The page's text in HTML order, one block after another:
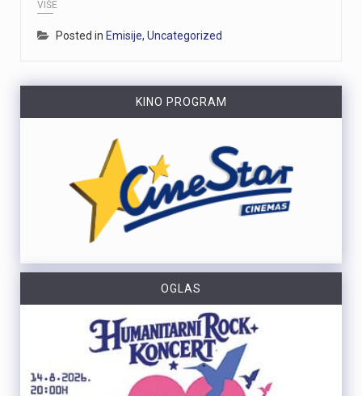
VIŠE
Posted in Emisije, Uncategorized
KINO PROGRAM
OGLAS